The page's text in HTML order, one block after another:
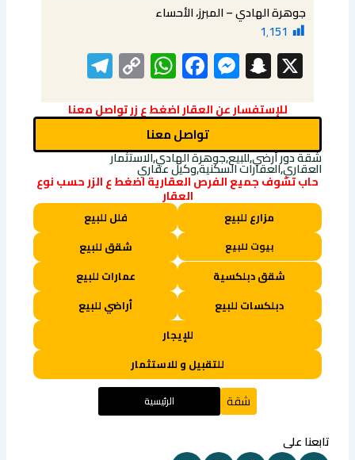
جوهرة الهادي – المبرز، الأحساء
1٬151
X
Snapchat
Messenger
Facebook
WhatsApp
Copy
Link
للإستفسار عن العقار اضغط ع زر تواصل معنا
تواصل معنا
شقة دور أرضي,للبيع,جوهرة الهادي,الاستثمار
العقاري,العقارات السكنية,وكيل عقاري
حاب تشوف جميع الفرص العقارية اضغط ع الزر حسب نوع
العقار
مزارع للبيع فلل للبيع
بيوت للبيع
شقق للبيع
شقق دبلكسية
عمارات للبيع
دبلكسات للبيع
أراضي للبيع
للإيجار
للتقبيل و للاستثمار
شقة الرئيسية
تابعنا على